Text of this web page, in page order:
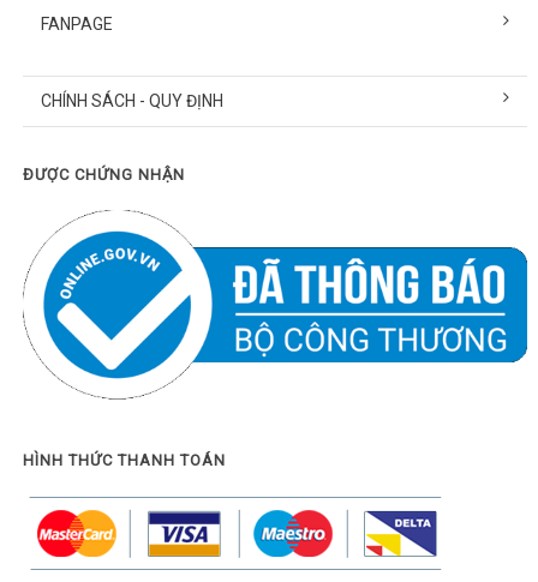
FANPAGE
CHÍNH SÁCH - QUY ĐỊNH
ĐƯỢC CHỨNG NHẬN
HÌNH THỨC THANH TOÁN